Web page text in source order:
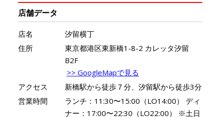
店舗データ
店名
汐留横丁
住所
東京都港区東新橋1-8-2 カレッタ汐留
B2F
>> GoogleMapで見る
アクセス
新橋駅から徒歩７分、汐留駅から徒歩3分
営業時間
ランチ：11:30〜15:00（LO14:00） ディ
ナー：17:00〜22:30（LO22:00） ※土日